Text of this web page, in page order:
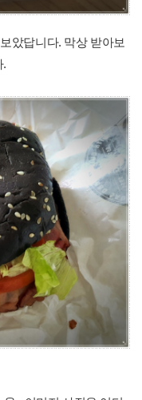
았답니다. 막상 받아보
.